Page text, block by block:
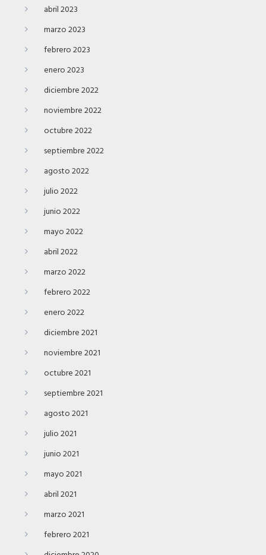
abril 2023
marzo 2023
febrero 2023
enero 2023
diciembre 2022
noviembre 2022
octubre 2022
septiembre 2022
agosto 2022
julio 2022
junio 2022
mayo 2022
abril 2022
marzo 2022
febrero 2022
enero 2022
diciembre 2021
noviembre 2021
octubre 2021
septiembre 2021
agosto 2021
julio 2021
junio 2021
mayo 2021
abril 2021
marzo 2021
febrero 2021